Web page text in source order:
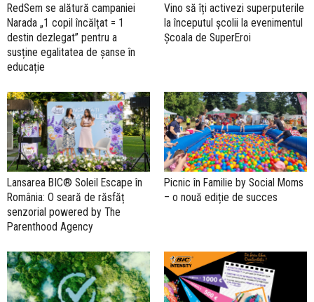
RedSem se alătură campaniei
Narada „1 copil încălțat = 1
destin dezlegat” pentru a
susține egalitatea de șanse în
educație
Vino să îți activezi superputerile
la începutul școlii la evenimentul
Școala de SuperEroi
Lansarea BIC® Soleil Escape în
România: O seară de răsfăț
senzorial powered by The
Parenthood Agency
Picnic în Familie by Social Moms
– o nouă ediție de succes